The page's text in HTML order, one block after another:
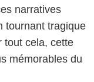
narratives
tournant tragique
tout cela, cette
mémorables du